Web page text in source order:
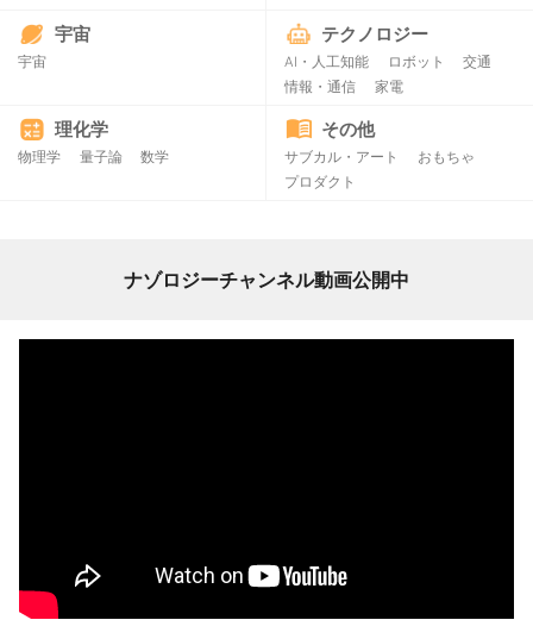
宇宙
宇宙
テクノロジー
AI・人工知能 ロボット
交通
情報・通信
家電
理化学
物理学 量子論 数学
その他
サブカル・アート
おもちゃ
プロダクト
ナゾロジーチャンネル動画公開中